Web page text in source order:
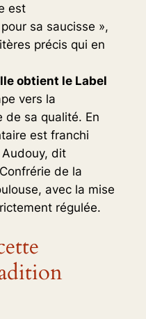
est
sa saucisse »,
précis qui en
obtient le Label
vers la
de sa qualité. En
est franchi
Audouy, dit
de la
avec la mise
régulée.